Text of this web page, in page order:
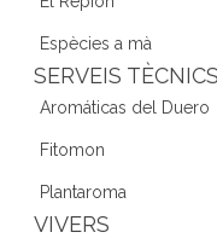
Espècies a mà
SERVEIS TÈCNICS
Aromáticas del Duero
Fitomon
Plantaroma
VIVERS